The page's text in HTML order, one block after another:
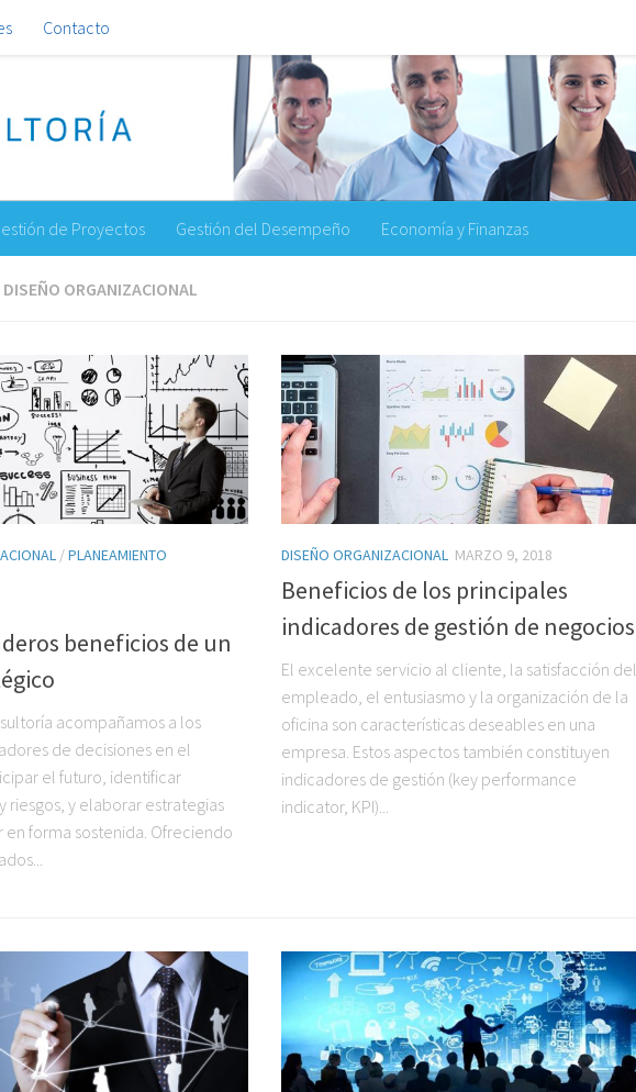
Contacto
de Proyectos Gestión del Desempeño Economía y Finanzas
DISEÑO ORGANIZACIONAL
/PLANEAMIENTO
beneficios de un
acompañamos a los
de decisiones en el
el futuro, identificar
riesgos, y elaborar estrategias
en forma sostenida. Ofreciendo
DISEÑO ORGANIZACIONAL MARZO 9, 2018
Beneficios de los principales
indicadores de gestión de negocios
El excelente servicio al cliente, la satisfacción del
empleado, el entusiasmo y la organización de la
oficina son características deseables en una
empresa. Estos aspectos también constituyen
indicadores de gestión (key performance
indicator, KPI)...